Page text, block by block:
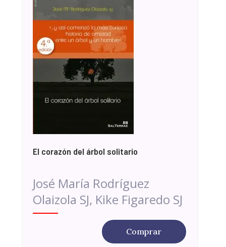
El corazón del árbol solitario
José María Rodríguez
Olaizola SJ, Kike Figaredo SJ
Comprar